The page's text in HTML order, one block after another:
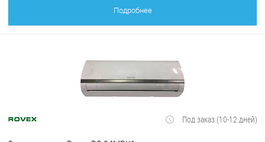
Подробнее
Под заказ (10-12 дней)